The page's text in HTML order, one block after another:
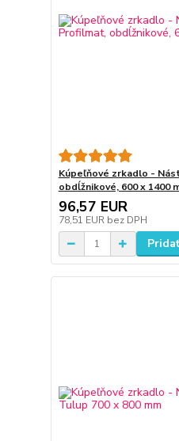
Kúpeľňové zrkadlo -
obdĺžnikové, 600 x 1400
96,57 EUR
78,51 EUR bez DPH